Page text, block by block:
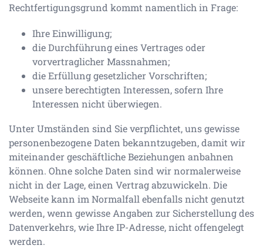
Rechtfertigungsgrund kommt namentlich in Frage:
Ihre Einwilligung;
die Durchführung eines Vertrages oder
vorvertraglicher Massnahmen;
die Erfüllung gesetzlicher Vorschriften;
unsere berechtigten Interessen, sofern Ihre
Interessen nicht überwiegen.
Unter Umständen sind Sie verpflichtet, uns gewisse
personenbezogene Daten bekanntzugeben, damit wir
miteinander geschäftliche Beziehungen anbahnen
können. Ohne solche Daten sind wir normalerweise
nicht in der Lage, einen Vertrag abzuwickeln. Die
Webseite kann im Normalfall ebenfalls nicht genutzt
werden, wenn gewisse Angaben zur Sicherstellung des
Datenverkehrs, wie Ihre IP-Adresse, nicht offengelegt
werden.